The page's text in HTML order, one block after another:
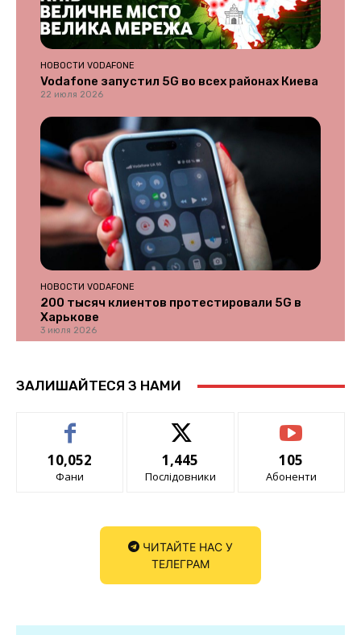
НОВОСТИ VODAFONE
Vodafone запустил 5G во всех районах Киева
22 июля 2026
НОВОСТИ VODAFONE
200 тысяч клиентов протестировали 5G в
Харькове
3 июля 2026
ЗАЛИШАЙТЕСЯ З НАМИ
10,052
Фани
1,445
Послідовники
105
Абоненти
ЧИТАЙТЕ НАС У
ТЕЛЕГРАМ